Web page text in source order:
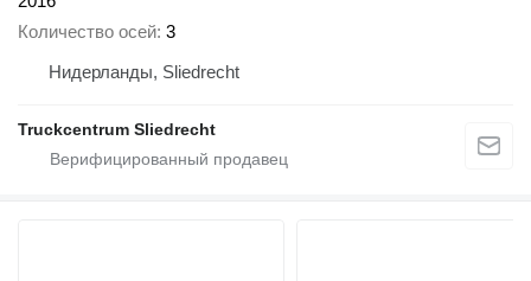
Количество осей 3
Нидерланды, Sliedrecht
Truckcentrum Sliedrecht